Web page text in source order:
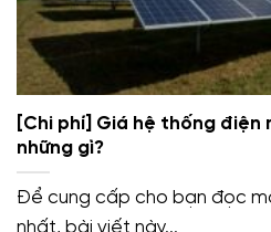
[Chi phí] Giá hệ thống điện
những gì?
Để cung cấp cho bạn đọc
nhất, bài viết này...